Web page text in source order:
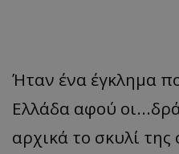
Ήταν ένα έγκλημα
Ελλάδα αφού
αρχικά το σκυλί της